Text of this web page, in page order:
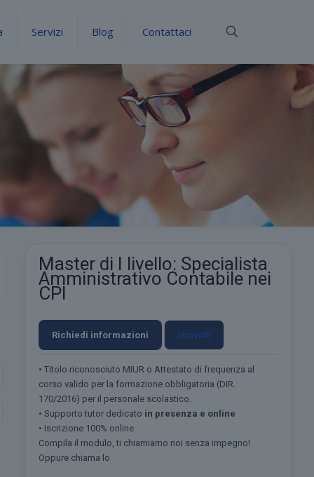
Servizi Blog Contattaci
Master di I livello: Specialista
Amministrativo Contabile nei
CPI
Richiedi informazioni Iscriviti
• Titolo riconosciuto MIUR o Attestato di frequenza al
corso valido per la formazione obbligatoria (DIR.
170/2016) per il personale scolastico.
• Supporto tutor dedicato in presenza e online
• Iscrizione 100% online
Compila il modulo, ti chiamiamo noi senza impegno!
Oppure chiama lo